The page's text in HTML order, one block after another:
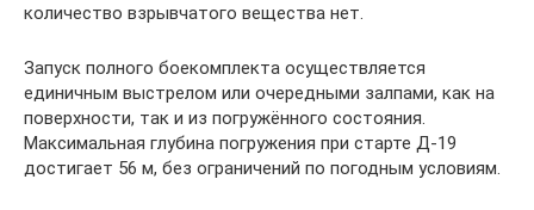
количество взрывчатого вещества нет.
Запуск полного боекомплекта осуществляется
единичным выстрелом или очередными залпами, как на
поверхности, так и из погружённого состояния.
Максимальная глубина погружения при старте Д-19
достигает 56 м, без ограничений по погодным условиям.